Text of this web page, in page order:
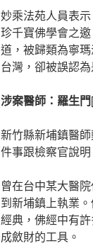
妙乘法苑人員表
珍千寶佛學會之
道，被歸類為寧
台灣，卻被誤認
涉案醫師：羅生門
新竹縣新埔鎮醫
件事跟檢察官說明
曾在台中某大醫
到新埔鎮上執業
經典，佛經中有
成斂財的工具。